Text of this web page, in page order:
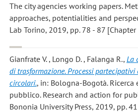
The city agencies working papers.
approaches, potentialities and
Lab Torino, 2019, pp. 78 - 87 [Chapter
Gianfrate V. , Longo D. , Falanga R., La
di trasformazione. Processi
circolari., in: Bologna-Bogotà. Ricerca
pubblico. Research and action for
Bononia University Press, 2019, pp.